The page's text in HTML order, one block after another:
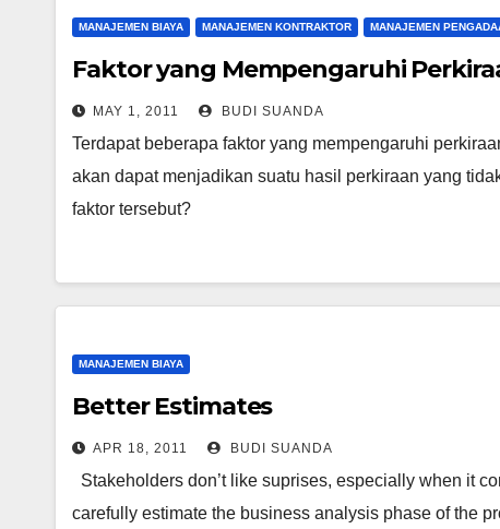
MANAJEMEN BIAYA MANAJEMEN KONTRAKTOR MANAJEMEN
Faktor yang Mempengaruhi
MAY 1, 2011 BUDI SUANDA
Terdapat beberapa faktor yang mempengaruhi
akan dapat menjadikan suatu hasil perkiraan yang
faktor tersebut?
MANAJEMEN BIAYA
Better Estimates
APR 18, 2011 BUDI SUANDA
Stakeholders don’t like suprises, especially when it
carefully estimate the business analysis phase of the